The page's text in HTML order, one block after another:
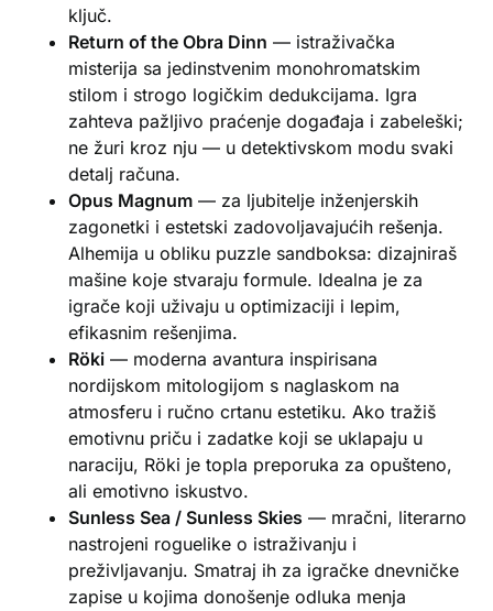
ključ.
Return of the Obra Dinn — istraživačka
misterija sa jedinstvenim monohromatskim
stilom i strogo logičkim dedukcijama. Igra
zahteva pažljivo praćenje događaja i zabeleški;
ne žuri kroz nju — u detektivskom modu svaki
detalj računa.
Opus Magnum — za ljubitelje inženjerskih
zagonetki i estetski zadovoljavajućih rešenja.
Alhemija u obliku puzzle sandboksa: dizajniraš
mašine koje stvaraju formule. Idealna je za
igrače koji uživaju u optimizaciji i lepim,
efikasnim rešenjima.
Röki — moderna avantura inspirisana
nordijskom mitologijom s naglaskom na
atmosferu i ručno crtanu estetiku. Ako tražiš
emotivnu priču i zadatke koji se uklapaju u
naraciju, Röki je topla preporuka za opušteno,
ali emotivno iskustvo.
Sunless Sea / Sunless Skies — mračni, literarno
nastrojeni roguelike o istraživanju i
preživljavanju. Smatraj ih za igračke dnevničke
zapise u kojima donošenje odluka menja